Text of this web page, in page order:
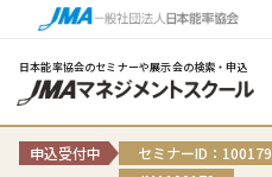
日本能率協会のセミナーや展示会の検索・申込
申込受付中
セミナーID：100179